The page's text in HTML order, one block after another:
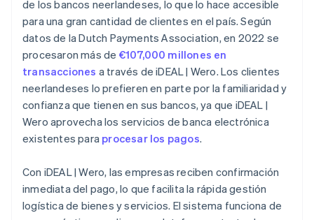
de los bancos neerlandeses, lo que lo hace accesible
para una gran cantidad de clientes en el país. Según
datos de la Dutch Payments Association, en 2022 se
procesaron más de €107,000 millones en
transacciones a través de iDEAL | Wero. Los clientes
neerlandeses lo prefieren en parte por la familiaridad y
confianza que tienen en sus bancos, ya que iDEAL |
Wero aprovecha los servicios de banca electrónica
existentes para procesar los pagos.
Con iDEAL | Wero, las empresas reciben confirmación
inmediata del pago, lo que facilita la rápida gestión
logística de bienes y servicios. El sistema funciona de